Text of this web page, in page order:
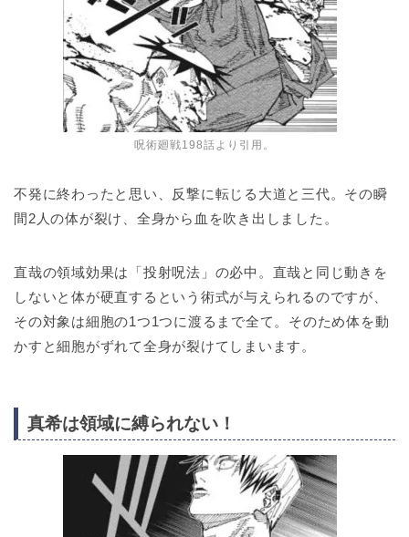
呪術廻戦198話より引用。
不発に終わったと思い、反撃に転じる大道と三代。その瞬
間2人の体が裂け、全身から血を吹き出しました。
直哉の領域効果は「投射呪法」の必中。直哉と同じ動きを
しないと体が硬直するという術式が与えられるのですが、
その対象は細胞の1つ1つに渡るまで全て。そのため体を動
かすと細胞がずれて全身が裂けてしまいます。
真希は領域に縛られない！